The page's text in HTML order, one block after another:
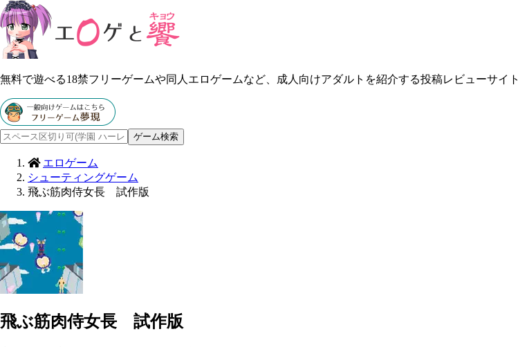
無料で遊べる18禁フリーゲームや同人エロゲームなど、成人向けアダルトを紹介する投稿レビューサイト
エロゲーム
シューティングゲーム
飛ぶ筋肉侍女長 試作版
飛ぶ筋肉侍女長 試作版